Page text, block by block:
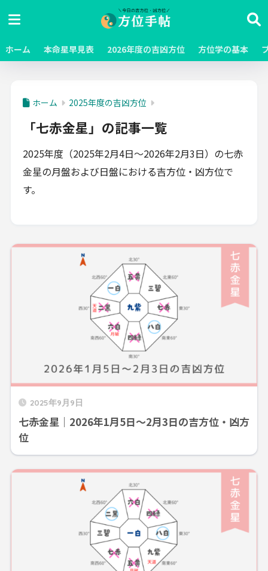
ホーム 本命星早見表 2026年度の吉凶方位 方位学の基本
ホーム 2025年度の吉凶方位
「七赤金星」の記事一覧
2025年度（2025年2月4日～2026年2月3日）の七赤
金星の月盤および日盤における吉方位・凶方位で
す。
2025年9月9日
七赤金星｜2026年1月5日～2月3日の吉方位・凶方
位